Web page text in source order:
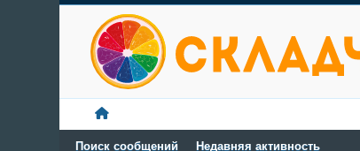
Поиск сообщений Недавняя активность